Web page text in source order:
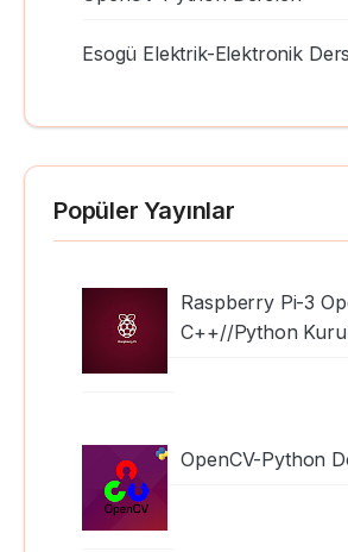
Esogü Elektrik-Elektronik
Popüler Yayınlar
Raspberry Pi-3
C++//Python
OpenCV-Python